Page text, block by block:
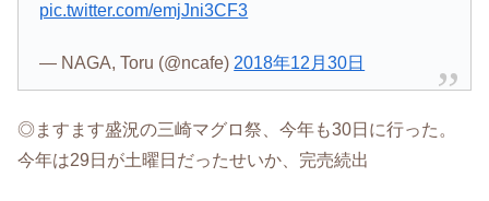
pic.twitter.com/emjJni3CF3
— NAGA, Toru (@ncafe) 2018年12月30日
◎ますます盛況の三崎マグロ祭、今年も30日に行った。
今年は29日が土曜日だったせいか、完売続出